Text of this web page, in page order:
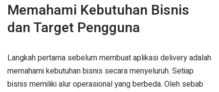
Memahami Kebutuhan Bisnis
dan Target Pengguna
Langkah pertama sebelum membuat aplikasi delivery adalah
memahami kebutuhan bisnis secara menyeluruh. Setiap
bisnis memiliki alur operasional yang berbeda. Oleh sebab